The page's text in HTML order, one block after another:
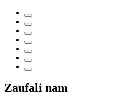
Zaufali nam